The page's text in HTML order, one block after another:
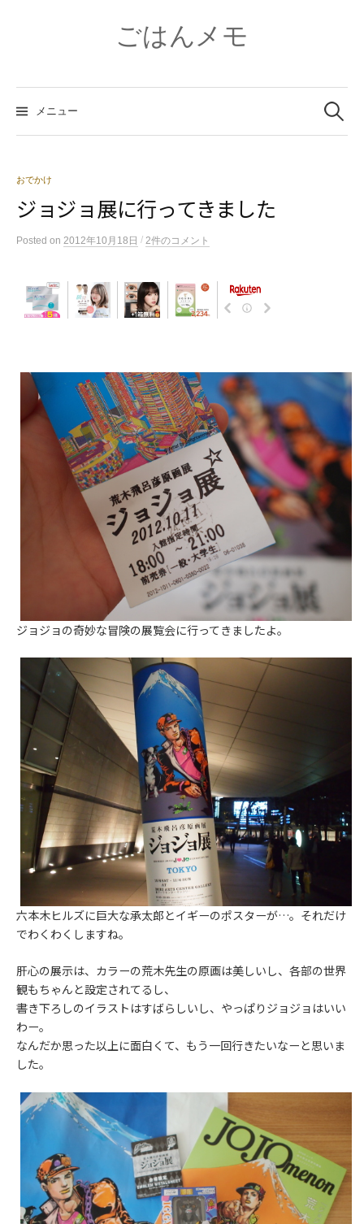
ス
キ
プ
ごはんメモ
メニュー
索:
おでかけ
ジョジョ展に行ってきました
Posted on 2012年10月18日 / 2件のコメント
ジョジョの奇妙な冒険の展覧会に行ってきましたよ。
六本木ヒルズに巨大な承太郎とイギーのポスターが…。それだけ
でわくわくしますね。
肝心の展示は、カラーの荒木先生の原画は美しいし、各部の世界
観もちゃんと設定されてるし、
書き下ろしのイラストはすばらしいし、やっぱりジョジョはいい
わー。
なんだか思った以上に面白くて、もう一回行きたいなーと思いま
した。